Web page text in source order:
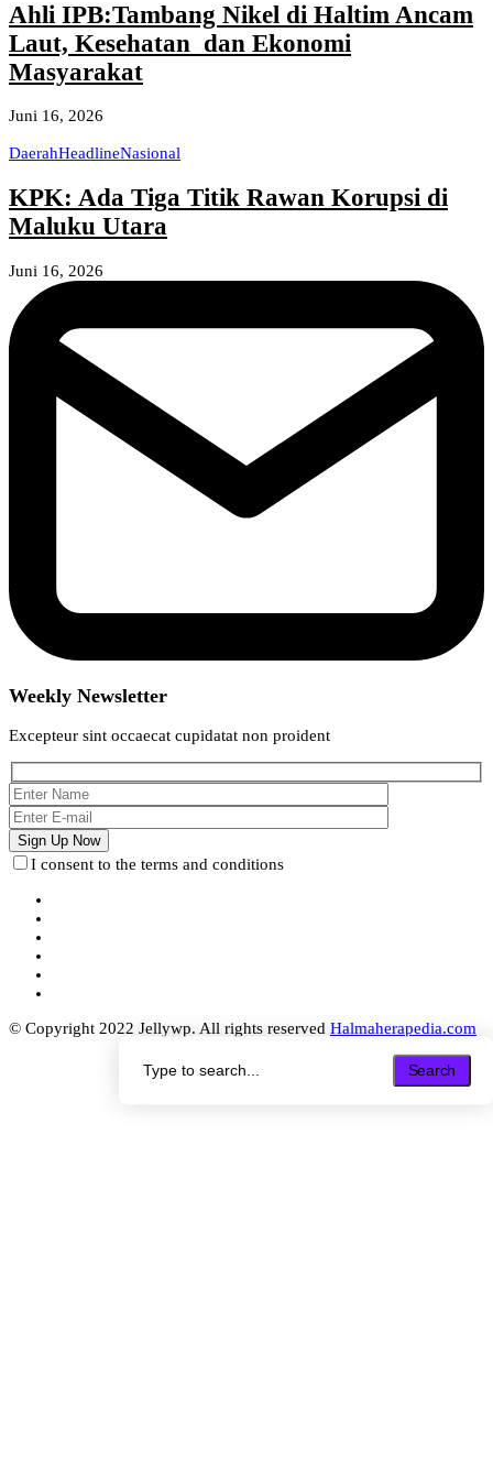
Search
Search
Ahli IPB:Tambang Nikel di Haltim Ancam
Laut, Kesehatan dan Ekonomi
Masyarakat
Juni 16, 2026
DaerahHeadlineNasional
KPK: Ada Tiga Titik Rawan Korupsi di
Maluku Utara
Juni 16, 2026
Weekly Newsletter
Excepteur sint occaecat cupidatat non proident
I consent to the terms and conditions
© Copyright 2022 Jellywp. All rights reserved Halmaherapedia.com